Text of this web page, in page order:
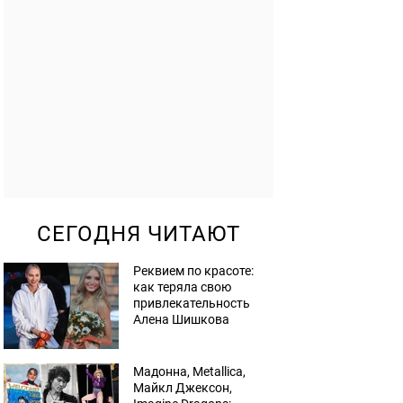
СЕГОДНЯ ЧИТАЮТ
Реквием по красоте:
как теряла свою
привлекательность
Алена Шишкова
Мадонна, Metallica,
Майкл Джексон,